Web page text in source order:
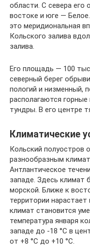
области. С севера его
востоке и юге —
это меридиональная
Кольского залива
залива.
Его площадь — 100
северный берег
пологий и низменный,
располагаются
тундры. В его центре
Климатические
Кольский полуостров
разнообразным
Антлантическое
западе. Здесь климат
морской. Ближе к
территории
климат становится
температура января
западе до -18 °C в
от +8 °C до +10 °C.